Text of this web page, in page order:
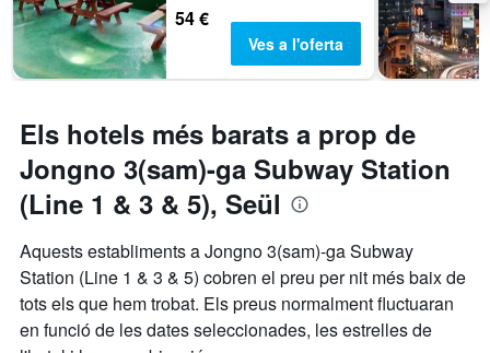
54 €
Ves a l'oferta
Els hotels més barats a prop de
Jongno 3(sam)-ga Subway Station
(Line 1 & 3 & 5), Seül
Aquests establiments a Jongno 3(sam)-ga Subway
Station (Line 1 & 3 & 5) cobren el preu per nit més baix de
tots els que hem trobat. Els preus normalment fluctuaran
en funció de les dates seleccionades, les estrelles de